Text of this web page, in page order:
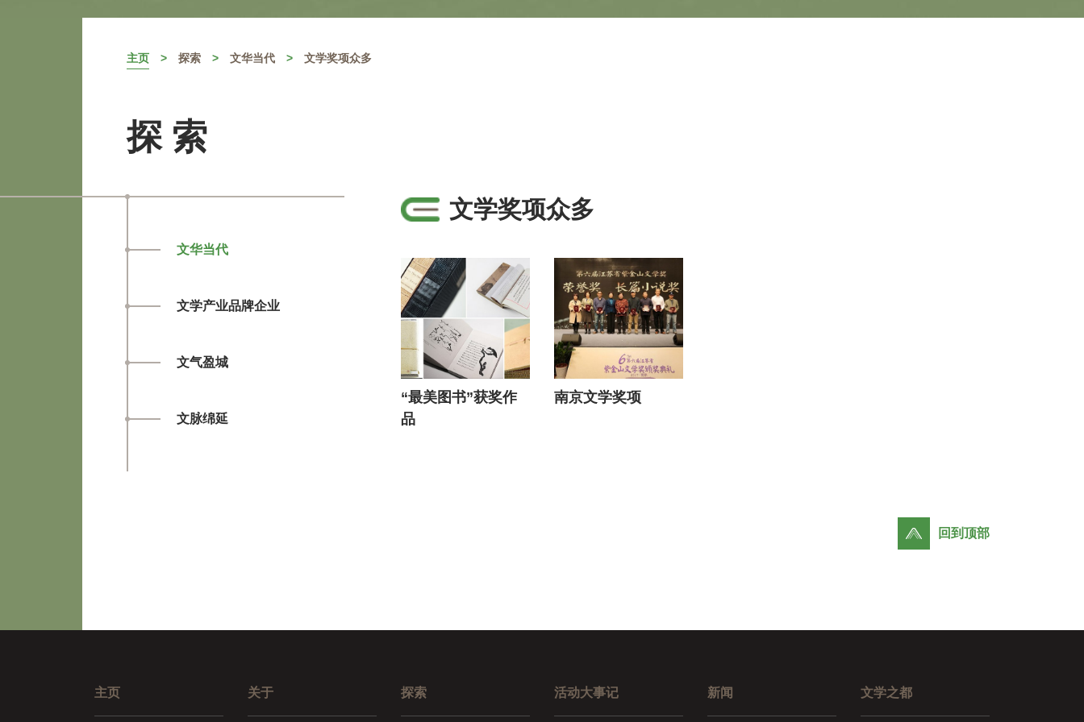
主页 探索 文华当代 文学奖项众多
探 索
文华当代
文学产业品牌企业
文气盈城
文脉绵延
文学奖项众多
“最美图书”获奖作
品
南京文学奖项
回到顶部
主页 关于 探索 活动大事记 新闻 文学之都